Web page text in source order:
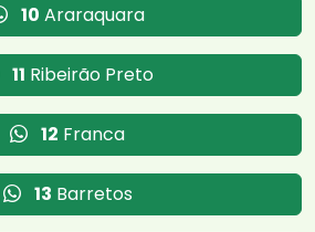
10 Araraquara
11 Ribeirão Preto
12 Franca
13 Barretos